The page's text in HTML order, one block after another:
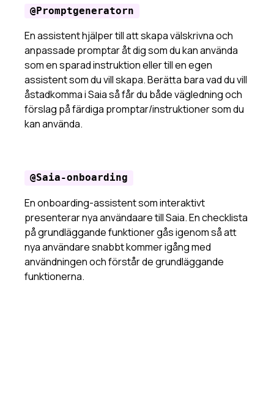
@Promptgeneratorn
En assistent hjälper till att skapa välskrivna och
anpassade promptar åt dig som du kan använda
som en sparad instruktion eller till en egen
assistent som du vill skapa. Berätta bara vad du vill
åstadkomma i Saia så får du både vägledning och
förslag på färdiga promptar/instruktioner som du
kan använda.
@Saia-onboarding
En onboarding-assistent som interaktivt
presenterar nya användaare till Saia. En checklista
på grundläggande funktioner gås igenom så att
nya användare snabbt kommer igång med
användningen och förstår de grundläggande
funktionerna.